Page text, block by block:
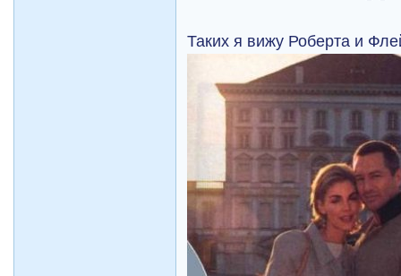
Таких я вижу Роберта и